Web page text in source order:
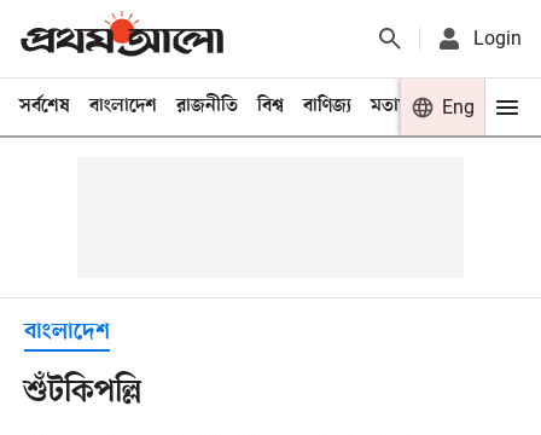
Login
সর্বশেষ বাংলাদেশ রাজনীতি বিশ্ব বাণিজ্য মতামত খেলা
Eng
বাংলাদেশ
শুঁটকিপল্লি